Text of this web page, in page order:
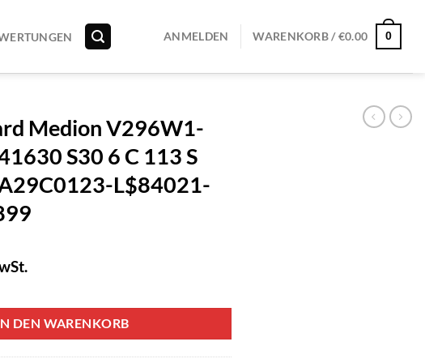
ANMELDEN WARENKORB /€0.00 0
Medion V296W1-
S30 6 C 113 S
L$84021-
DEN WARENKORB